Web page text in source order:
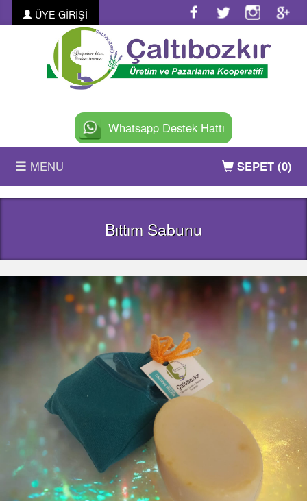
ÜYE GİRİŞİ
Whatsapp Destek Hattı
MENU SEPET(0)
ANASAYFA
ÜRÜNLER
FOTO GALERİ
SEPET(0)
GİRİŞ / KAYIT